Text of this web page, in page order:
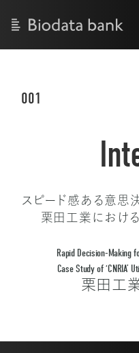
001
スピード感ある意思
栗田工業における
Rapid Decision-Making
Case Study of ‘CNRIA’
栗田工